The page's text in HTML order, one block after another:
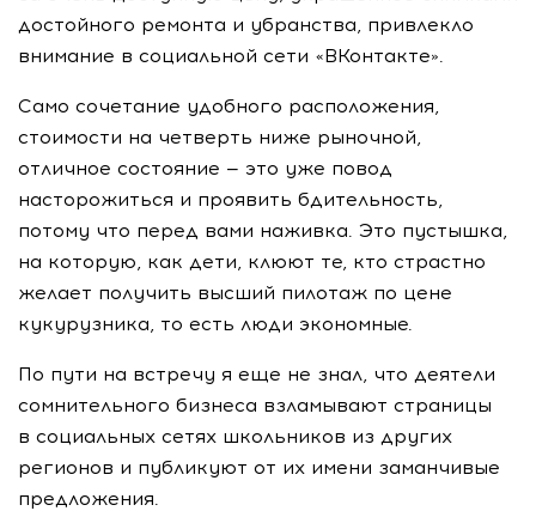
достойного ремонта и убранства, привлекло
внимание в социальной сети «ВКонтакте».
Само сочетание удобного расположения,
стоимости на четверть ниже рыночной,
отличное состояние — это уже повод
насторожиться и проявить бдительность,
потому что перед вами наживка. Это пустышка,
на которую, как дети, клюют те, кто страстно
желает получить высший пилотаж по цене
кукурузника, то есть люди экономные.
По пути на встречу я еще не знал, что деятели
сомнительного бизнеса взламывают страницы
в социальных сетях школьников из других
регионов и публикуют от их имени заманчивые
предложения.